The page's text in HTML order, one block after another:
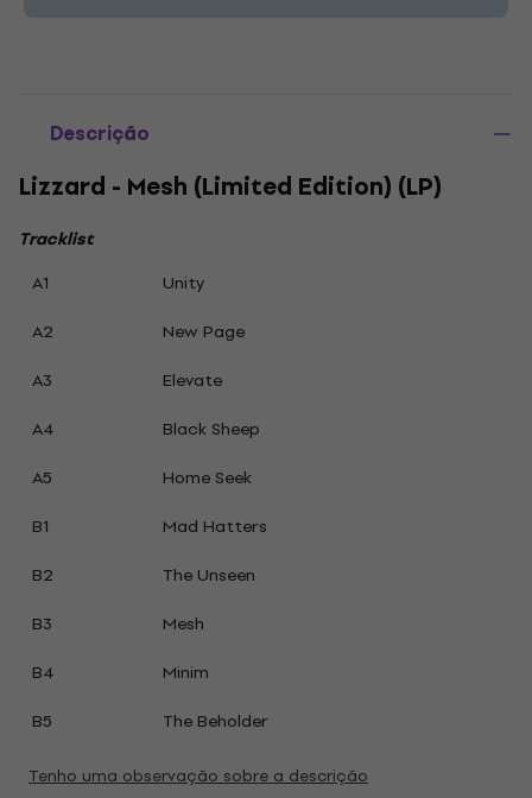
Descrição
Lizzard - Mesh (Limited Edition) (LP)
Tracklist
A1
Unity
A2
New Page
A3
Elevate
A4
Black Sheep
A5
Home Seek
B1
Mad Hatters
B2
The Unseen
B3
Mesh
B4
Minim
B5
The Beholder
Tenho uma observação sobre a descrição